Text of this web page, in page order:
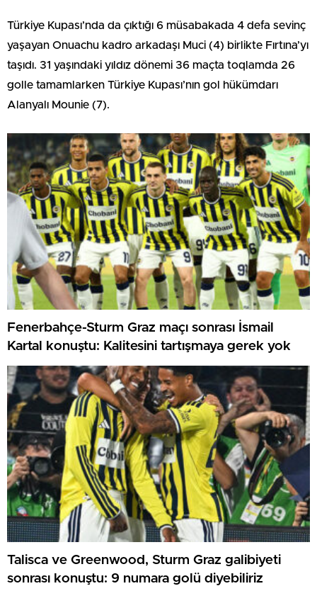
Türkiye Kupası’nda da çıktığı 6 müsabakada 4 defa sevinç
yaşayan Onuachu kadro arkadaşı Muci (4) birlikte Fırtına’yı
taşıdı. 31 yaşındaki yıldız dönemi 36 maçta toqlamda 26
golle tamamlarken Türkiye Kupası’nın gol hükümdarı
Alanyalı Mounie (7).
Fenerbahçe-Sturm Graz maçı sonrası İsmail
Kartal konuştu: Kalitesini tartışmaya gerek yok
Talisca ve Greenwood, Sturm Graz galibiyeti
sonrası konuştu: 9 numara golü diyebiliriz